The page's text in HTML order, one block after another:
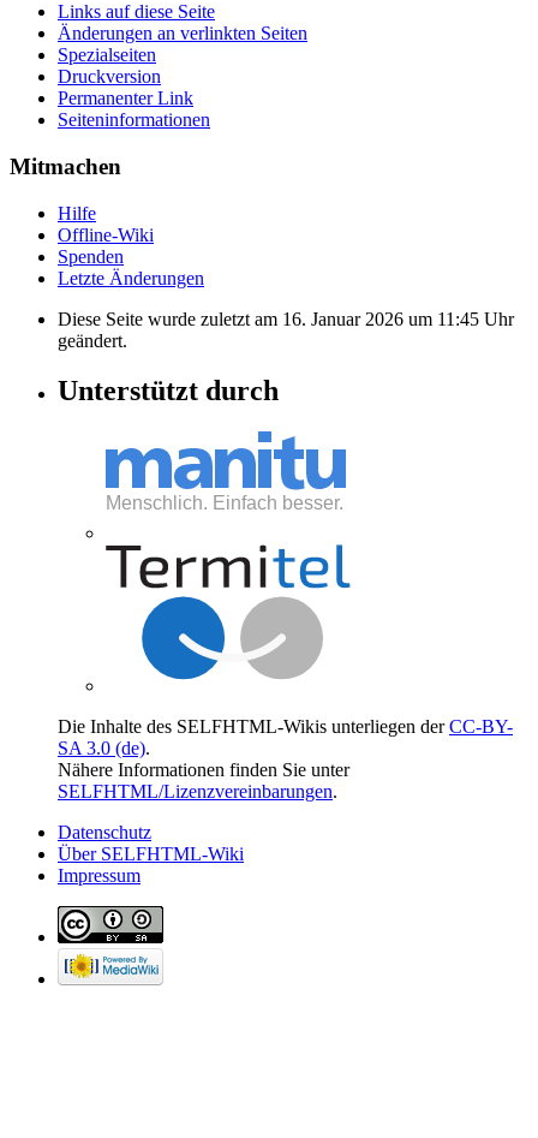
Links auf diese Seite
Änderungen an verlinkten Seiten
Spezialseiten
Druckversion
Permanenter Link
Seiten­informationen
Mitmachen
Hilfe
Offline-Wiki
Spenden
Letzte Änderungen
Diese Seite wurde zuletzt am 16. Januar 2026 um 11:45 Uhr
geändert.
Unterstützt durch
Die Inhalte des SELFHTML-Wikis unterliegen derCC-BY-
SA 3.0 (de).
Nähere Informationen finden Sie unter
SELFHTML/Lizenzvereinbarungen.
Datenschutz
Über SELFHTML-Wiki
Impressum